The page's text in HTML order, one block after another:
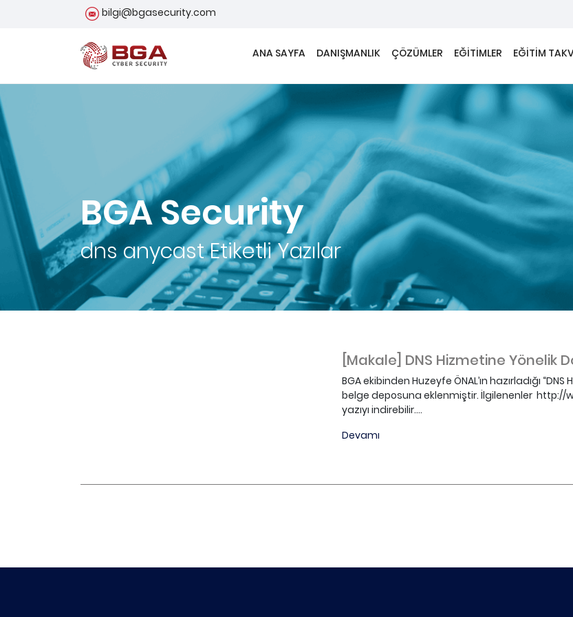
bilgi@bgasecurity.com
ANA SAYFA DANIŞMANLIK ÇÖZÜMLER EĞİTİMLER EĞİTİM
BGA Security
dns anycastEtiketli Yazılar
[Makale] DNS Hizmetine Yönelik
BGA ekibinden Huzeyfe ÖNAL’ın hazırladığı
belge deposuna eklenmiştir. İlgilenenler
yazıyı indirebilir....
Devamı